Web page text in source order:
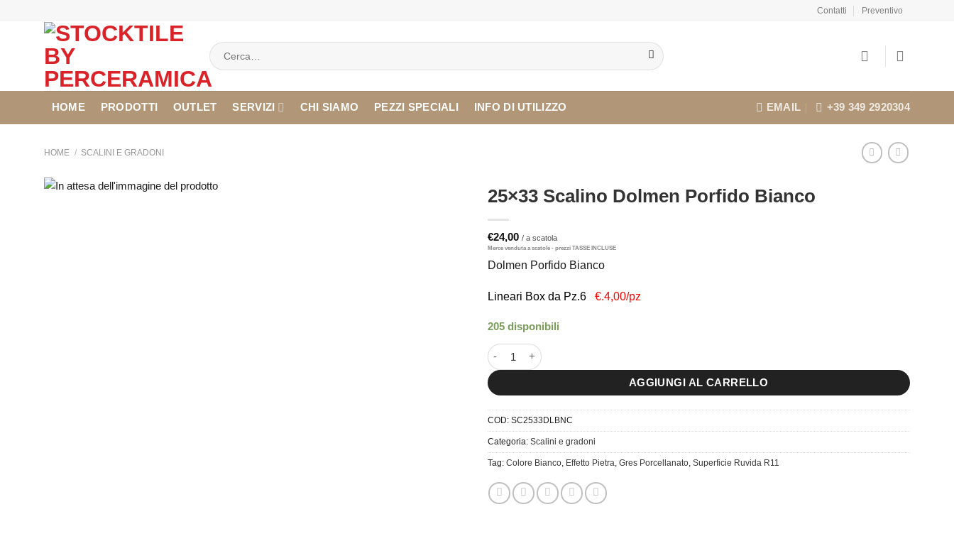
Contatti Preventivo
Cerca:
HOME PRODOTTI OUTLET SERVIZI CHI SIAMO PEZZI SPECIALI INFO DI UTILIZZO EMAIL +39 349 2920304
HOME / SCALINI E GRADONI
25×33 Scalino Dolmen Porfido Bianco
€24,00
Dolmen Porfido Bianco
Lineari Box da Pz.6 €.4,00/pz
205 disponibili
25x33 Scalino Dolmen Porfido Bianco quantità
AGGIUNGI AL CARRELLO
COD: SC2533DLBNC
Categoria: Scalini e gradoni
Tag: Colore Bianco, Effetto Pietra, Gres Porcellanato, Superficie Ruvida R11